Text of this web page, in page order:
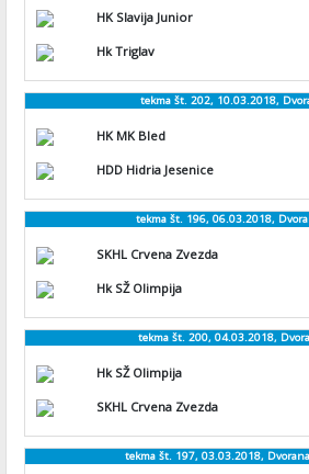
HK Slavija Junior
Hk Triglav
tekma št. 202, 10.03.2018,
HK MK Bled
HDD Hidria Jesenice
tekma št. 196, 06.03.2018,
SKHL Crvena Zvezda
Hk SŽ Olimpija
tekma št. 200, 04.03.2018,
Hk SŽ Olimpija
SKHL Crvena Zvezda
tekma št. 197, 03.03.2018,